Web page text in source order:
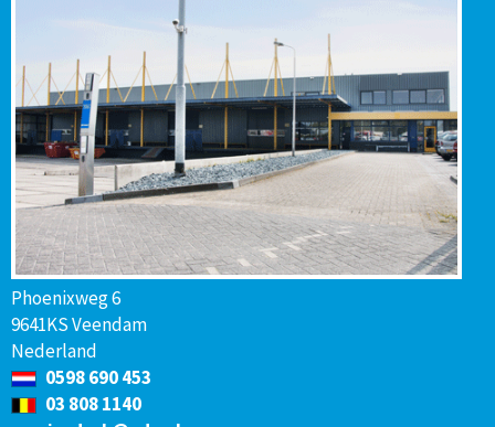
Phoenixweg 6
9641KS Veendam
Nederland
0598 690 453
03 808 1140